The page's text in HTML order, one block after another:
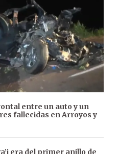
entre un auto y un
fallecidas en Arroyos y
era del primer anillo de